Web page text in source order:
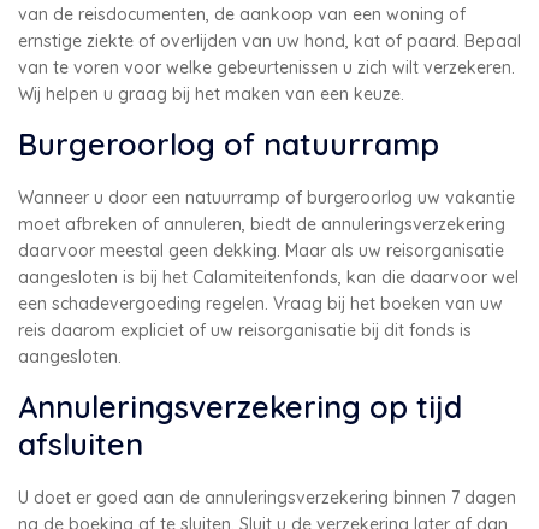
van de reisdocumenten, de aankoop van een woning of
ernstige ziekte of overlijden van uw hond, kat of paard. Bepaal
van te voren voor welke gebeurtenissen u zich wilt verzekeren.
Wij helpen u graag bij het maken van een keuze.
Burgeroorlog of natuurramp
Wanneer u door een natuurramp of burgeroorlog uw vakantie
moet afbreken of annuleren, biedt de annuleringsverzekering
daarvoor meestal geen dekking. Maar als uw reisorganisatie
aangesloten is bij het Calamiteitenfonds, kan die daarvoor wel
een schadevergoeding regelen. Vraag bij het boeken van uw
reis daarom expliciet of uw reisorganisatie bij dit fonds is
aangesloten.
Annuleringsverzekering op tijd
afsluiten
U doet er goed aan de annuleringsverzekering binnen 7 dagen
na de boeking af te sluiten. Sluit u de verzekering later af dan